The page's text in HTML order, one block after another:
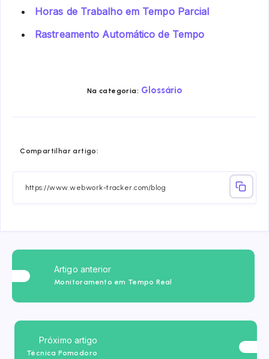
Horas de Trabalho em Tempo Parcial
Rastreamento Automático de Tempo
Na categoria: Glossário
Compartilhar artigo:
Email
Artigo anterior
Monitoramento em Tempo Real
Próximo artigo
Técnica Pomodoro